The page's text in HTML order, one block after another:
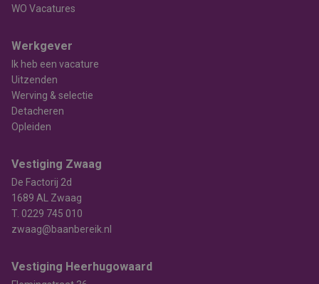
WO Vacatures
Werkgever
Ik heb een vacature
Uitzenden
Werving & selectie
Detacheren
Opleiden
Vestiging Zwaag
De Factorij 2d
1689 AL Zwaag
T. 0229 745 010
zwaag@baanbereik.nl
Vestiging Heerhugowaard